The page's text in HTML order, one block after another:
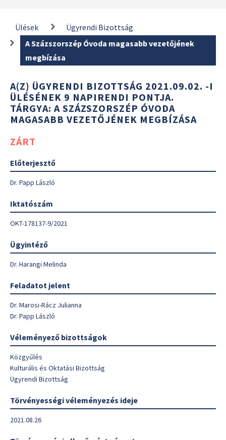
Ülések
Ügyrendi Bizottság
A Százszorszép Óvoda magasabb vezetőjének
megbízása
A(Z) ÜGYRENDI BIZOTTSÁG 2021.09.02. -I
ÜLÉSÉNEK 9 NAPIRENDI PONTJA.
TÁRGYA: A SZÁZSZORSZÉP ÓVODA
MAGASABB VEZETŐJÉNEK MEGBÍZÁSA
ZÁRT
Előterjesztő
Dr. Papp László
Iktatószám
OKT-178137-9/2021
Ügyintéző
Dr. Harangi Melinda
Feladatot jelent
Dr. Marosi-Rácz Julianna
Dr. Papp László
Véleményező bizottságok
Közgyűlés
Kulturális és Oktatási Bizottság
Ügyrendi Bizottság
Törvényességi véleményezés ideje
2021.08.26